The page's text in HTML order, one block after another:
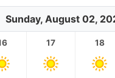
Sunday, August 02,
17 18